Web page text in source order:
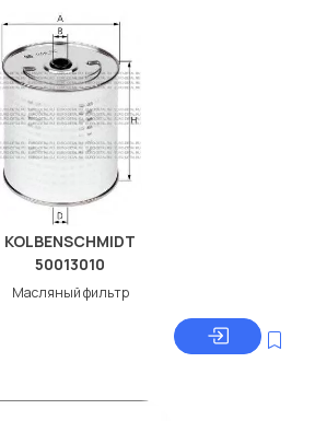
KOLBENSCHMIDT
50013010
Масляный фильтр